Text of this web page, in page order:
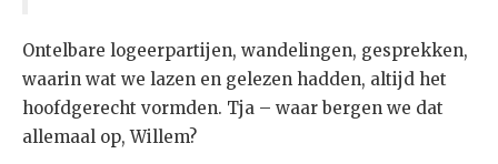
Ontelbare logeerpartijen, wandelingen, gesprekken,
waarin wat we lazen en gelezen hadden, altijd het
hoofdgerecht vormden. Tja – waar bergen we dat
allemaal op, Willem?